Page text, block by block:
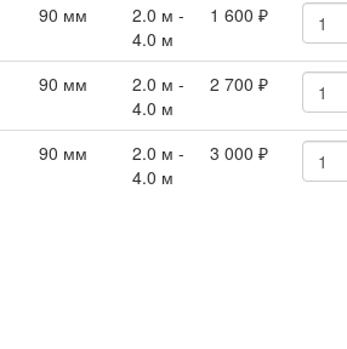
90 мм
2.0 м -
4.0 м
1 600 ₽
90 мм
2.0 м -
4.0 м
2 700 ₽
90 мм
2.0 м -
4.0 м
3 000 ₽